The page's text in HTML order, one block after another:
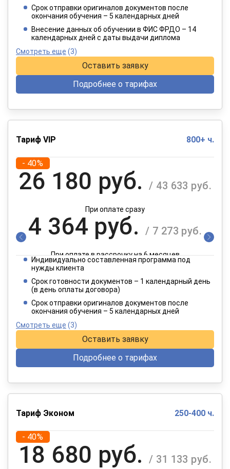
При оплате в рассрочку на 12 месяцев
Срок отправки оригиналов документов после
окончания обучения – 5 календарных дней
Внесение данных об обучении в ФИС ФРДО – 14
календарных дней с даты выдачи диплома
Смотреть еще (3)
Оставить заявку
Подробнее о тарифах
Тариф VIP 800+ ч.
- 40%
26 180 руб. / 43 633 руб.
При оплате сразу
4 364 руб. / 7 273 руб.
При оплате в рассрочку на 6 месяцев
2 182 руб. / 3 637 руб.
При оплате в рассрочку на 12 месяцев
Индивидуально составленная программа под
нужды клиента
Срок готовности документов – 1 календарный день
(в день оплаты договора)
Срок отправки оригиналов документов после
окончания обучения – 5 календарных дней
Смотреть еще (3)
Оставить заявку
Подробнее о тарифах
Тариф Эконом 250-400 ч.
- 40%
18 680 руб. / 31 133 руб.